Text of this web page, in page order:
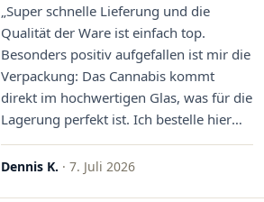
„Super schnelle Lieferung und die
Qualität der Ware ist einfach top.
Besonders positiv aufgefallen ist mir die
Verpackung: Das Cannabis kommt
direkt im hochwertigen Glas, was für die
Lagerung perfekt ist. Ich bestelle hier
definitiv wieder!"
Dennis K. · 7. Juli 2026